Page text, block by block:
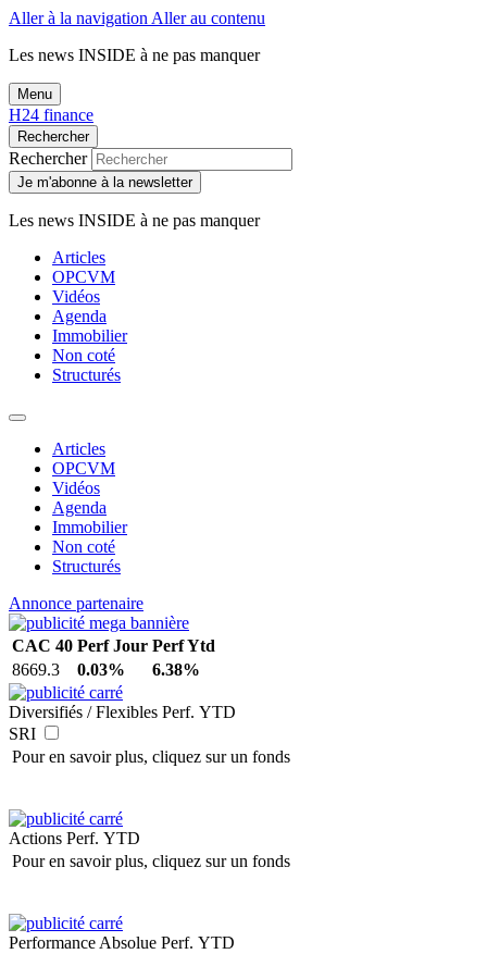
Aller à la navigation Aller au contenu
Les news INSIDE à ne pas manquer
Menu
H24 finance
Rechercher
Rechercher
Je m'abonne à la newsletter
Les news INSIDE à ne pas manquer
Articles
OPCVM
Vidéos
Agenda
Immobilier
Non coté
Structurés
Articles
OPCVM
Vidéos
Agenda
Immobilier
Non coté
Structurés
Annonce partenaire
CAC 40 Perf Jour Perf Ytd
8669.3
0.03% 6.38%
Diversifiés / Flexibles Perf. YTD
SRI
Pour en savoir plus, cliquez sur un fonds
Actions Perf. YTD
Pour en savoir plus, cliquez sur un fonds
Performance Absolue Perf. YTD